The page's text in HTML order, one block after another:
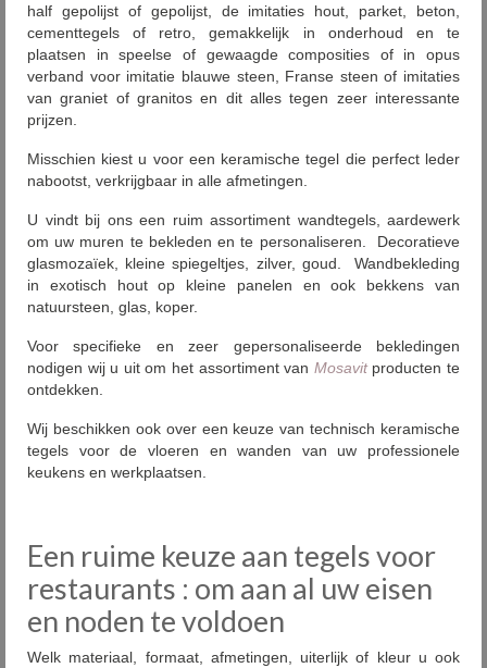
half gepolijst of gepolijst, de imitaties hout, parket, beton,
cementtegels of retro, gemakkelijk in onderhoud en te
plaatsen in speelse of gewaagde composities of in opus
verband voor imitatie blauwe steen, Franse steen of imitaties
van graniet of granitos en dit alles tegen zeer interessante
prijzen.
Misschien kiest u voor een keramische tegel die perfect leder
nabootst, verkrijgbaar in alle afmetingen.
U vindt bij ons een ruim assortiment wandtegels, aardewerk
om uw muren te bekleden en te personaliseren. Decoratieve
glasmozaïek, kleine spiegeltjes, zilver, goud. Wandbekleding
in exotisch hout op kleine panelen en ook bekkens van
natuursteen, glas, koper.
Voor specifieke en zeer gepersonaliseerde bekledingen
nodigen wij u uit om het assortiment van Mosavitproducten te
ontdekken.
Wij beschikken ook over een keuze van technisch keramische
tegels voor de vloeren en wanden van uw professionele
keukens en werkplaatsen.
Een ruime keuze aan tegels voor
restaurants : om aan al uw eisen
en noden te voldoen
Welk materiaal, formaat, afmetingen, uiterlijk of kleur u ook